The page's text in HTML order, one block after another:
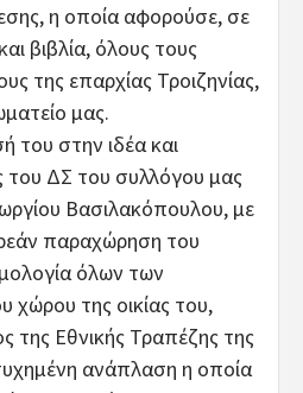
η οποία αφορούσε, σε
βιβλία, όλους τους
της επαρχίας Τροιζηνίας,
μας.
του στην ιδέα και
ΔΣ του συλλόγου μας
Βασιλακόπουλου, με
παραχώρηση του
όλων των
χώρου της οικίας του,
της Εθνικής Τραπέζης της
ανάπλαση η οποία